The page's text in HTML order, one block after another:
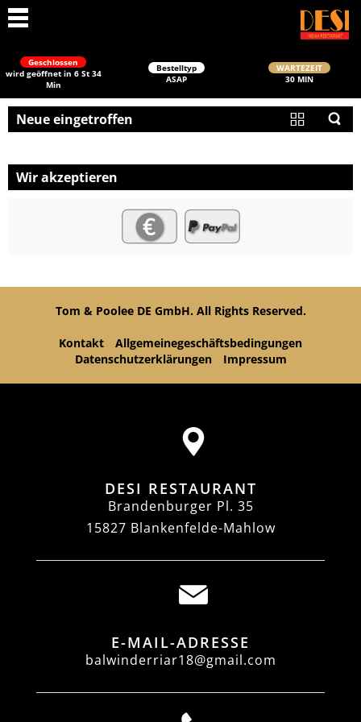
Geschlossen
wird geöffnet in 6 St 34
Min
Bestelltyp
ASAP
WARTEZEIT
30 MIN
Neue eingetroffen
Wir akzeptieren
Tom & Poolee DE GmbH. All Rights Reserved.
Kontakt
Allgemeinegeschäftsbedingungen
Datenschutzerklärungen
Impressum
DESI RESTAURANT
Brandenburger Pl. 35
15827 Blankenfelde-Mahlow
E-MAIL-ADRESSE
balwinderriar18@gmail.com